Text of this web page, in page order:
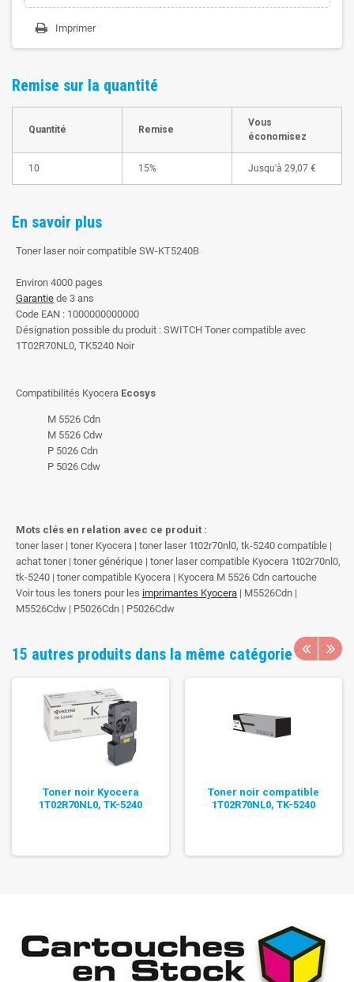
Imprimer
Remise sur la quantité
Quantité Remise
Vous
économisez
10 15% Jusqu'à 29,07 €
En savoir plus
Toner laser noir compatible SW-KT5240B
Environ 4000 pages
Garantie de 3 ans
Code EAN : 1000000000000
Désignation possible du produit : SWITCH Toner compatible avec
1T02R70NL0, TK5240 Noir
Compatibilités Kyocera Ecosys
M 5526 Cdn
M 5526 Cdw
P 5026 Cdn
P 5026 Cdw
Mots clés en relation avec ce produit :
toner laser | toner Kyocera | toner laser 1t02r70nl0, tk-5240 compatible |
achat toner | toner générique | toner laser compatible Kyocera 1t02r70nl0,
tk-5240 | toner compatible Kyocera | Kyocera M 5526 Cdn cartouche
Voir tous les toners pour les imprimantes Kyocera | M5526Cdn |
M5526Cdw | P5026Cdn | P5026Cdw
15 autres produits dans la même catégorie
Toner noir Kyocera
1T02R70NL0, TK-5240
Toner noir compatible
1T02R70NL0, TK-5240